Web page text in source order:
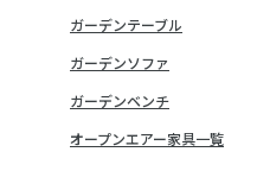
ガーデンテーブル
ガーデンソファ
ガーデンベンチ
オープンエアー家具一覧